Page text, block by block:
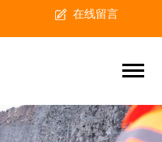
在线留言